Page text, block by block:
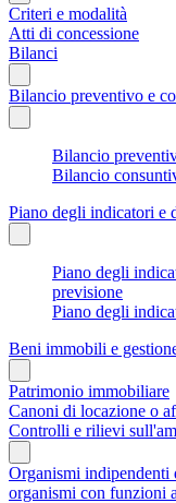
Criteri e modalità
Atti di concessione
Bilanci
Bilancio preventivo e
Bilancio
Bilancio
Piano degli indicatori e
Piano degli
previsione
Piano degli
Beni immobili e
Patrimonio immobiliare
Canoni di locazione o
Controlli e rilievi
Organismi indipendenti
organismi con funzioni